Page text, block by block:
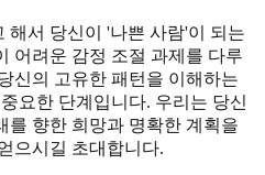
해서 당신이 '나쁜 사람'이 되는
어려운 감정 조절 과제를 다루
신의 고유한 패턴을 이해하는
요한 단계입니다. 우리는 당신
를 향한 희망과 명확한 계획을
으시길 초대합니다.